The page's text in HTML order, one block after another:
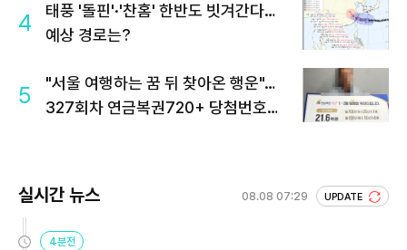
4
태풍 '돌핀'·'찬홈' 한반도 빗겨간다…
예상 경로는?
5
"서울 여행하는 꿈 뒤 찾아온 행운"…
327회차 연금복권720+ 당첨번호조
실시간 뉴스 08.08 07:29 UPDATE
4분전